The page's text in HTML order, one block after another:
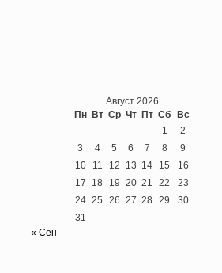
Август 2026
Пн Вт Ср Чт Пт Сб Вс
1
2
3
4 5 6 7 8
9
10
11 12 13 14 15
16
17
18 19 20 21 22
23
24 25 26 27 28 29
30
31
« Сен